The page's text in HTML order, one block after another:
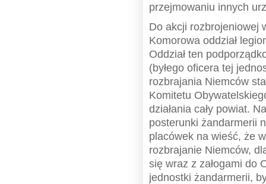
przejmowaniu innych
Do akcji rozbrojeniowej
Komorowa oddział
Oddział ten
(byłego oficera tej
rozbrajania Niemców
Komitetu
działania cały powiat.
posterunki żandarmerii
placówek na wieść, że
rozbrajanie Niemców,
się wraz z załogami do
jednostki żandarmerii,